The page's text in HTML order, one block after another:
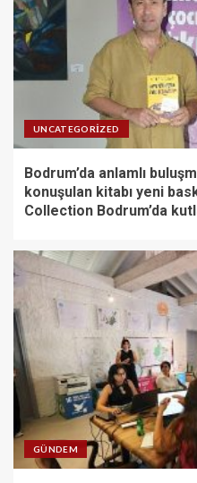
UNCATEGORIZED
Bodrum’da anlamlı
konuşulan kitabı yeni
Collection Bodrum’da
GÜNDEM